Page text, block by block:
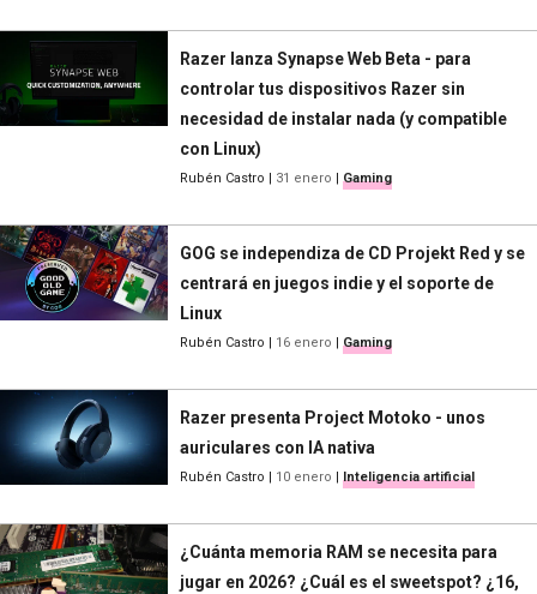
Razer lanza Synapse Web Beta - para
controlar tus dispositivos Razer sin
necesidad de instalar nada (y compatible
con Linux)
Rubén Castro 31 enero Gaming
GOG se independiza de CD Projekt Red y se
centrará en juegos indie y el soporte de
Linux
Rubén Castro 16 enero Gaming
Razer presenta Project Motoko - unos
auriculares con IA nativa
Rubén Castro 10 enero Inteligencia artificial
¿Cuánta memoria RAM se necesita para
jugar en 2026? ¿Cuál es el sweetspot? ¿16,